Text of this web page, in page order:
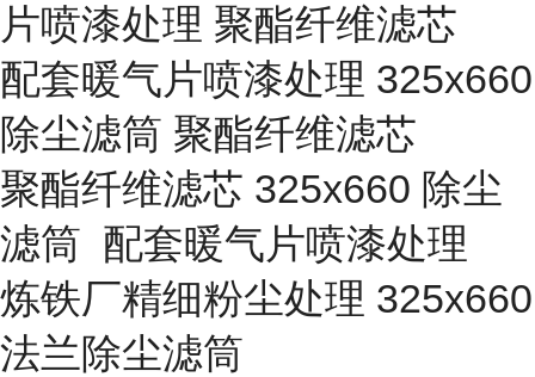
片喷漆处理 聚酯纤维滤芯
配套暖气片喷漆处理 325x660
除尘滤筒 聚酯纤维滤芯
聚酯纤维滤芯 325x660 除尘
滤筒 配套暖气片喷漆处理
炼铁厂精细粉尘处理 325x660
法兰除尘滤筒